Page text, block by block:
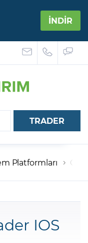
İNDİR
TRADER
Platformları
IOS